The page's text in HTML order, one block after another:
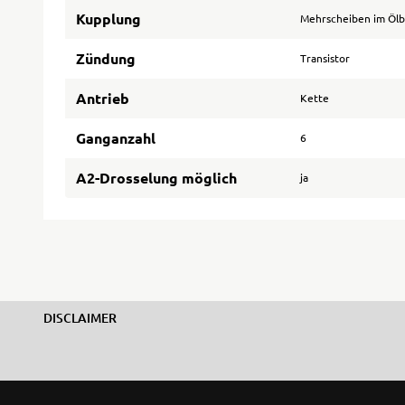
Kupplung Mehrscheiben im
Zündung Transistor
Antrieb Kette
Ganganzahl 6
A2-Drosselung möglich ja
DISCLAIMER